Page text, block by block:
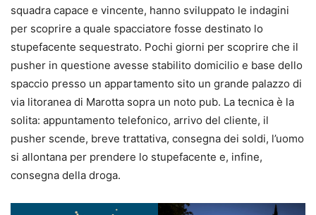
squadra capace e vincente, hanno sviluppato le indagini
per scoprire a quale spacciatore fosse destinato lo
stupefacente sequestrato. Pochi giorni per scoprire che il
pusher in questione avesse stabilito domicilio e base dello
spaccio presso un appartamento sito un grande palazzo di
via litoranea di Marotta sopra un noto pub. La tecnica è la
solita: appuntamento telefonico, arrivo del cliente, il
pusher scende, breve trattativa, consegna dei soldi, l’uomo
si allontana per prendere lo stupefacente e, infine,
consegna della droga.